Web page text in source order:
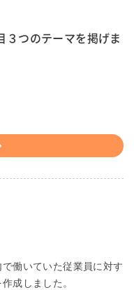
つのテーマを掲げま
働いていた従業員に対す
成しました。